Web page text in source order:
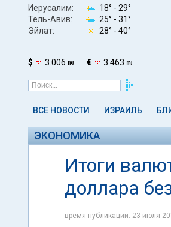
Иерусалим: 18° - 29°
Тель-Авив:
25° - 31°
Эйлат:
28° - 40°
$ 3.006 ₪ € 3.463 ₪
ВСЕ НОВОСТИ ИЗРАИЛЬ
ЭКОНОМИКА
Итоги
доллара
время публикации: 23 июля